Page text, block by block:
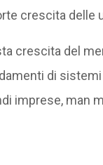
crescita delle
crescita del
di
imprese, man